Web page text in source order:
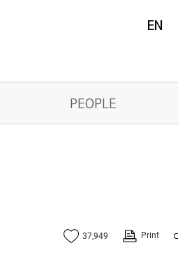
EN
PEOPLE
37,949 Print